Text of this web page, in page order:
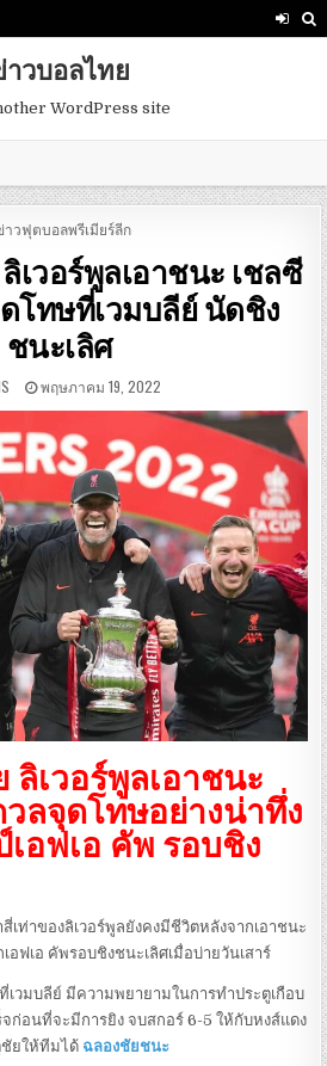
วบอลไทย
WordPress site
าวฟุตบอลพรีเมียร์ลีก
เวอร์พูลเอาชนะ เชลซี
โทษที่เวมบลีย์ นัดชิง
ชนะเลิศ
พฤษภาคม 19, 2022
ลิเวอร์พูลเอาชนะ
ลจุดโทษอย่างน่าทึ่ง
อฟเอ คัพ รอบชิง
เท่าของลิเวอร์พูลยังคงมีชีวิตหลังจากเอาชนะ
อฟเอ คัพรอบชิงชนะเลิศเมื่อบ่ายวันเสาร์
เวมบลีย์ มีความพยายามในการทำประตูเกือบ
ก่อนที่จะมีการยิง จบสกอร์ 6-5 ให้กับหงส์แดง
ยให้ทีมได้ ฉลองชัยชนะ